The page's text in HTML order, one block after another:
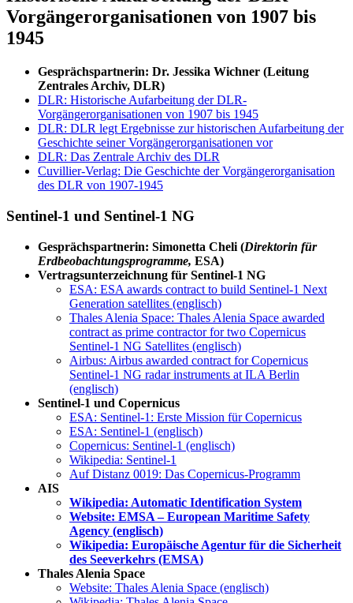
Vorgängerorganisationen von 1907 bis
1945
Gesprächspartnerin: Dr. Jessika Wichner (Leitung
Zentrales Archiv, DLR)
DLR: Historische Aufarbeitung der DLR-
Vorgängerorganisationen von 1907 bis 1945
DLR: DLR legt Ergebnisse zur historischen Aufarbeitung der
Geschichte seiner Vorgängerorganisationen vor
DLR: Das Zentrale Archiv des DLR
Cuvillier-Verlag: Die Geschichte der Vorgängerorganisation
des DLR von 1907-1945
Sentinel-1 und Sentinel-1 NG
Gesprächspartnerin: Simonetta Cheli (Direktorin für
Erdbeobachtungsprogramme, ESA)
Vertragsunterzeichnung für Sentinel-1 NG
ESA: ESA awards contract to build Sentinel-1 Next
Generation satellites (englisch)
Thales Alenia Space: Thales Alenia Space awarded
contract as prime contractor for two Copernicus
Sentinel-1 NG Satellites (englisch)
Airbus: Airbus awarded contract for Copernicus
Sentinel-1 NG radar instruments at ILA Berlin
(englisch)
Sentinel-1 und Copernicus
ESA: Sentinel-1: Erste Mission für Copernicus
ESA: Sentinel-1 (englisch)
Copernicus: Sentinel-1 (englisch)
Wikipedia: Sentinel-1
Auf Distanz 0019: Das Copernicus-Programm
AIS
Wikipedia: Automatic Identification System
Website: EMSA – European Maritime Safety
Agency (englisch)
Wikipedia: Europäische Agentur für die Sicherheit
des Seeverkehrs (EMSA)
Thales Alenia Space
Website: Thales Alenia Space (englisch)